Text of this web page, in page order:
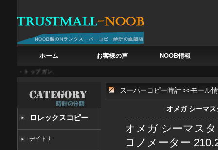
ホーム お客様の声 NOOB情報
トップガン、戦闘機の鼓動を腕に
ロレックスコピー
デイトナ
スーパーコピー時計 >>モール
オメガ シーマ
オメガ シーマス
ロノメーター